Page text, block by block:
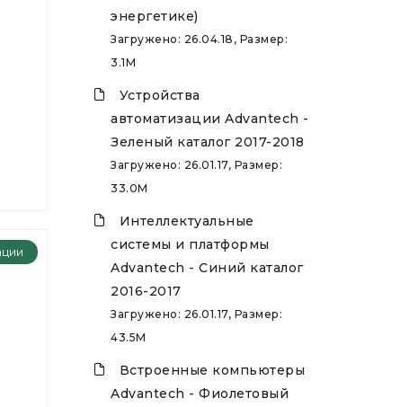
энергетике)
Загружено: 26.04.18, Размер:
3.1M
Устройства
автоматизации Advantech -
Зеленый каталог 2017-2018
Загружено: 26.01.17, Размер:
33.0M
Интеллектуальные
системы и платформы
Advantech - Синий каталог
2016-2017
Загружено: 26.01.17, Размер:
43.5M
Встроенные компьютеры
Advantech - Фиолетовый